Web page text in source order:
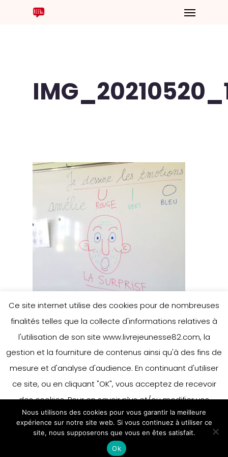
Ce site internet utilise des cookies pour de nombreuses
finalités telles que la collecte d'informations relatives à
l'utilisation de son site www.livrejeunesse82.com, la
gestion et la fourniture de contenus ainsi qu'à des fins de
mesure et d'analyse d'audience. En continuant d'utiliser
ce site, ou en cliquant "OK", vous acceptez de recevoir
des cookies. Pour en savoir plus et/ou modifier vos
préférences en matière de cookies, merci de vous référer
à notre politique sur les cookies.
Accepter
En savoir plus
Nous utilisons des cookies pour vous garantir la meilleure
expérience sur notre site web. Si vous continuez à utiliser ce
site, nous supposerons que vous en êtes satisfait.
Ok